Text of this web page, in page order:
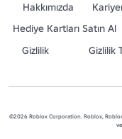
Hakkımızda
Hediye Kartları Satın Al
Gizlilik
Gizlilik
©2026 Roblox Corporation. Roblox,